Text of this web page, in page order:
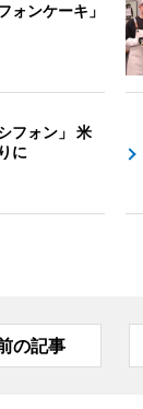
ォンケーキ」
フォン」 米
に
の記事